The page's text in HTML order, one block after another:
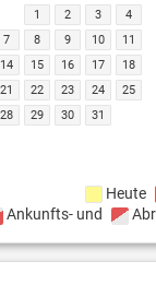
1
2 3
4
7 8 9 10
11
14 15 16 17
18
21 22 23 24
25
28 29 30 31
Heute
Ankunfts- und